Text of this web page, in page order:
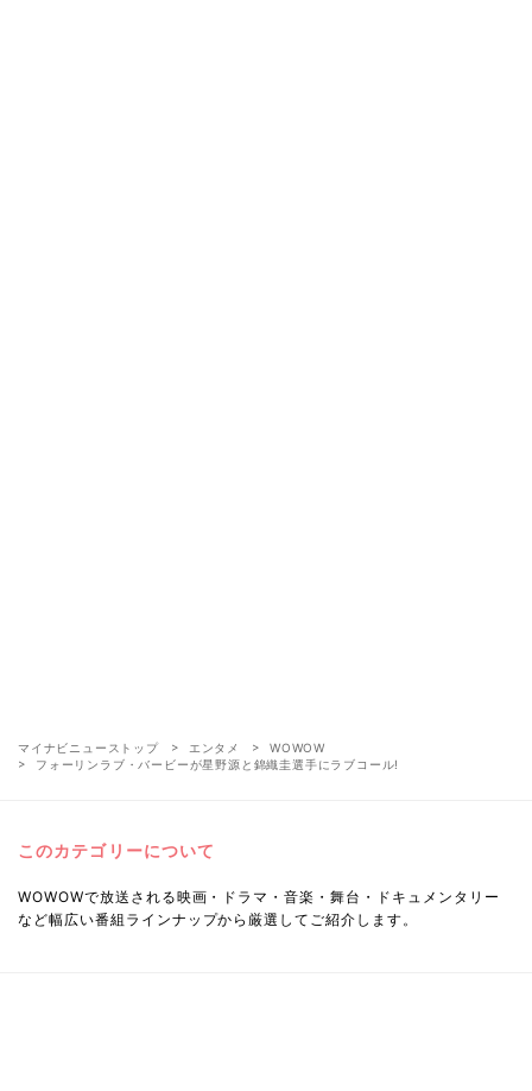
マイナビニューストップ エンタメ
WOWOW
フォーリンラブ・バービーが星野源と錦織圭選手にラブコール!
このカテゴリーについて
WOWOWで放送される映画・ドラマ・音楽・舞台・ドキュメンタリー
など幅広い番組ラインナップから厳選してご紹介します。